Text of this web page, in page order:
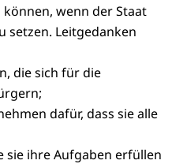
wenn der Staat
setzen. Leitgedanken
die sich für die
dafür, dass sie alle
sie ihre Aufgaben erfüllen